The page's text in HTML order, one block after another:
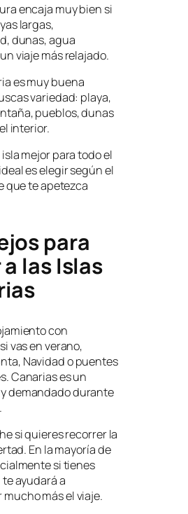
encaja muy bien si
largas,
dunas, agua
viaje más relajado.
es muy buena
variedad: playa,
pueblos, dunas
interior.
mejor para todo el
es elegir según el
que te apetezca
para
las Islas
con
vas en verano,
Navidad o puentes
Canarias es un
demandado durante
si quieres recorrer la
En la mayoría de
si tienes
ayudará a
más el viaje.